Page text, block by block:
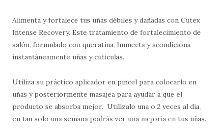
Alimenta y fortalece tus uñas débiles y dañadas con Cutex
Intense Recovery. Este tratamiento de fortalecimiento de
salón, formulado con queratina, humecta y acondiciona
instantáneamente uñas y cutículas.
Utiliza su práctico aplicador en pincel para colocarlo en
uñas y posteriormente masajea para ayudar a que el
producto se absorba mejor. Utilízalo una o 2 veces al día,
en tan solo una semana podrás ver una mejoría en tus uñas.